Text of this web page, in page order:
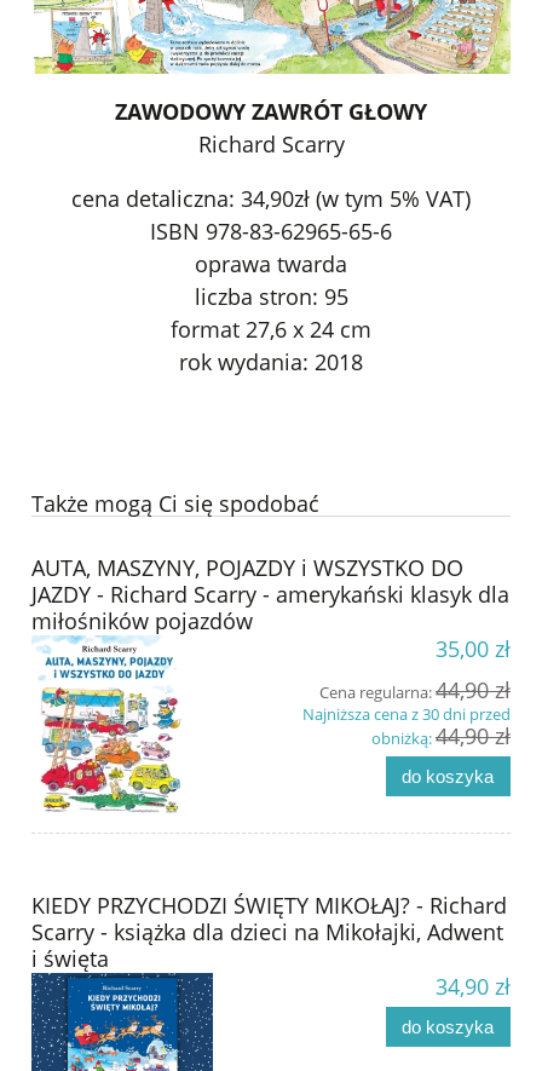
ZAWODOWY ZAWRÓT GŁOWY
Richard Scarry
cena detaliczna: 34,90zł (w tym 5% VAT)
ISBN 978-83-62965-65-6
oprawa twarda
liczba stron: 95
format 27,6 x 24 cm
rok wydania: 2018
Także mogą Ci się spodobać
AUTA, MASZYNY, POJAZDY i WSZYSTKO DO
JAZDY - Richard Scarry - amerykański klasyk dla
miłośników pojazdów
35,00 zł
Cena regularna:44,90 zł
Najniższa cena z 30 dni przed
obniżką:44,90 zł
do koszyka
KIEDY PRZYCHODZI ŚWIĘTY MIKOŁAJ? - Richard
Scarry - książka dla dzieci na Mikołajki, Adwent
i święta
34,90 zł
do koszyka